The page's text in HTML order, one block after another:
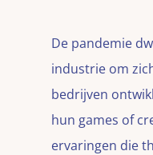
De pandemie
industrie om
bedrijven
hun games of
ervaringen die